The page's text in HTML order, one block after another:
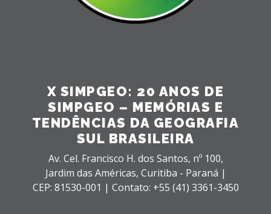
X SIMPGEO: 20 ANOS DE
SIMPGEO – MEMÓRIAS E
TENDÊNCIAS DA GEOGRAFIA
SUL BRASILEIRA
Av. Cel. Francisco H. dos Santos, nº 100,
Jardim das Américas, Curitiba - Paraná |
CEP: 81530-001 | Contato: +55 (41) 3361-3450